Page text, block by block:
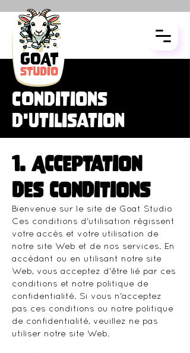
COnditions
d'utilisation
1. Acceptation
des conditions
Bienvenue sur le site de Goat Studio
Ces conditions d'utilisation régissent
votre accès et votre utilisation de
notre site Web et de nos services. En
accédant ou en utilisant notre site
Web, vous acceptez d'être lié par ces
conditions et notre politique de
confidentialité. Si vous n'acceptez
pas ces conditions ou notre politique
de confidentialité, veuillez ne pas
utiliser notre site Web.